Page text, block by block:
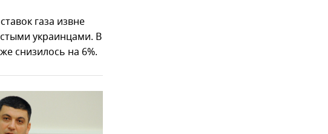
газа извне
украинцами. В
снизилось на 6%.